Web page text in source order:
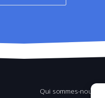
Qui sommes-nous ?